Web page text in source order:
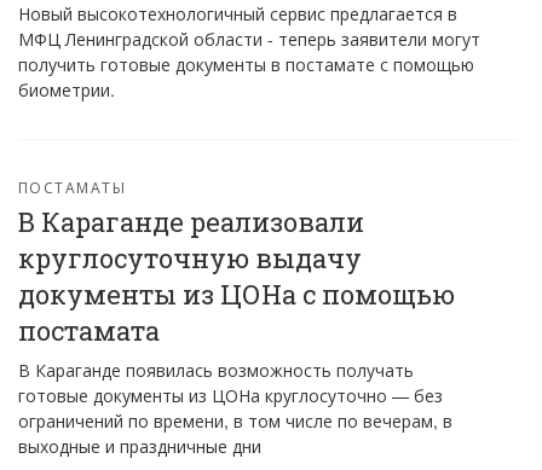
Новый высокотехнологичный сервис предлагается в
МФЦ Ленинградской области - теперь заявители могут
получить готовые документы в постамате с помощью
биометрии.
ПОСТАМАТЫ
В Караганде реализовали
круглосуточную выдачу
документы из ЦОНа с помощью
постамата
В Караганде появилась возможность получать
готовые документы из ЦОНа круглосуточно — без
ограничений по времени, в том числе по вечерам, в
выходные и праздничные дни